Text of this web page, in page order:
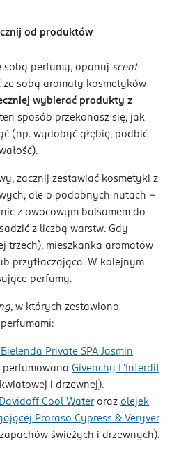
od produktów
sobą perfumy, opanuj scent
ze sobą aromaty kosmetyków
wybierać produkty z
sposób przekonasz się, jak
(np. wydobyć głębię, podbić
zacznij zestawiać kosmetyki z
ale o podobnych nutach –
z owocowym balsamem do
z liczbą warstw. Gdy
trzech), mieszkanka aromatów
przytłaczająca. W kolejnym
perfumy.
, w których zestawiono
Private SPA Jasmin
perfumowana Givenchy L'Interdit
i drzewnej).
Davidoff Cool Wateroraz olejek
Proraso Cypress & Veryver
świeżych i drzewnych).